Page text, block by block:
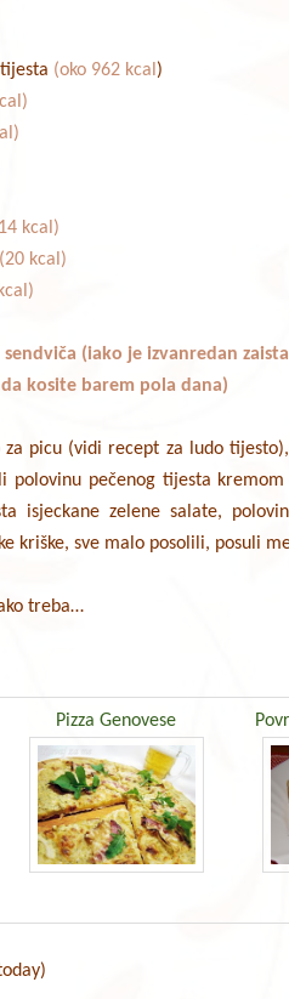
(oko 962 kcal )
kcal)
(20 kcal)
sendviča (iako je izvanredan
kosite barem pola dana)
za picu (vidi recept za ludo
polovinu pečenog tijesta
isjeckane zelene salate,
kriške, sve malo posolili, posuli
treba…
Pizza Genovese